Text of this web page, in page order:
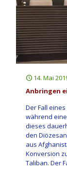
14. Mai
Anbringen
Der Fall
während
dieses
den
aus
Konversion
Taliban. Der